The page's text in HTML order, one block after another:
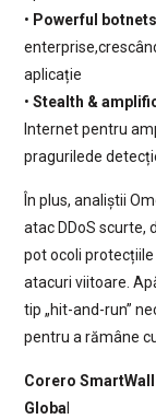
• Powerful botnets
aplicație
• Stealth &
Internet pentru
pragurilede
În plus, analiștii
atac DDoS scurte,
pot ocoli
atacuri viitoare.
tip „hit-and-run”
pentru a rămâne
Corero
Globa